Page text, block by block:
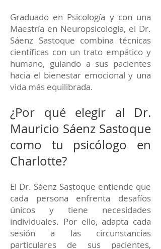
Graduado en Psicología y con una
Maestría en Neuropsicología, el Dr.
Sáenz Sastoque combina técnicas
científicas con un trato empático y
humano, guiando a sus pacientes
hacia el bienestar emocional y una
vida más equilibrada.
¿Por qué elegir al Dr.
Mauricio Sáenz Sastoque
como tu psicólogo en
Charlotte?
El Dr. Sáenz Sastoque entiende que
cada persona enfrenta desafíos
únicos y tiene necesidades
individuales. Por ello, adapta cada
sesión a las circunstancias
particulares de sus pacientes,